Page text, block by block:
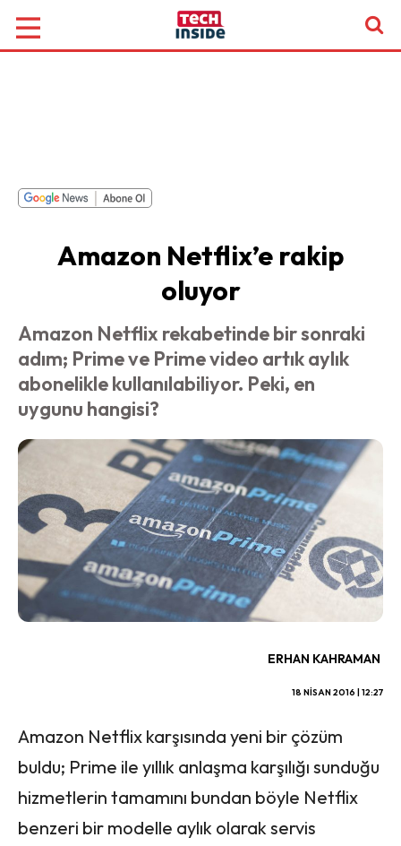
Amazon Netflix’e rakip
oluyor
Amazon Netflix rekabetinde bir sonraki
adım; Prime ve Prime video artık aylık
abonelikle kullanılabiliyor. Peki, en
uygunu hangisi?
ERHAN KAHRAMAN
18 NISAN 2016 | 12:27
Amazon Netflix karşısında yeni bir çözüm
buldu; Prime ile yıllık anlaşma karşılığı sunduğu
hizmetlerin tamamını bundan böyle Netflix
benzeri bir modelle aylık olarak servis